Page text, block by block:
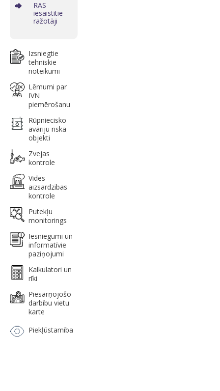
RAS
iesaistītie
ražotāji
Izsniegtie
tehniskie
noteikumi
Lēmumi par
IVN
piemērošanu
Rūpniecisko
avāriju riska
objekti
Zvejas
kontrole
Vides
aizsardzības
kontrole
Putekļu
monitorings
Iesniegumi un
informatīvie
paziņojumi
Kalkulatori un
rīki
Piesārņojošo
darbību vietu
karte
Piekļūstamība